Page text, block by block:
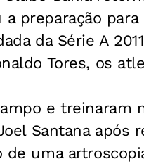
preparação
da Série A
Tores, os
e treinaram
Santana após
uma